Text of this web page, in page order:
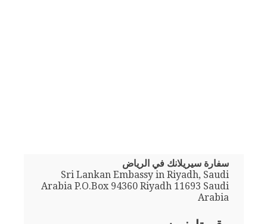
سفارة سيريلانك في الرياض
Sri Lankan Embassy in Riyadh, Saudi
Arabia P.O.Box 94360 Riyadh 11693 Saudi
Arabia